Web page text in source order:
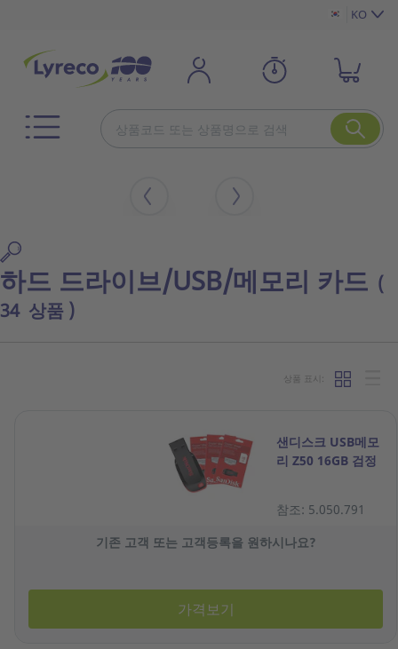
KO
하드 드라이브/USB/메모리 카드 (
34 상품 )
상품 표시:
샌디스크 USB메모
리 Z50 16GB 검정
참조: 5.050.791
기존 고객 또는 고객등록을 원하시나요?
가격보기